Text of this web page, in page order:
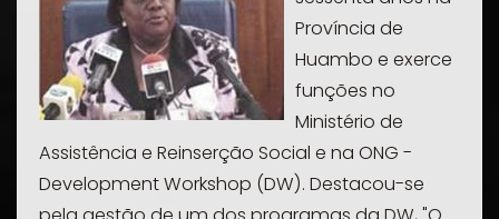
Província de
Huambo e exerce
funções no
Ministério de
Assistência e Reinserção Social e na ONG -
Development Workshop (DW). Destacou-se